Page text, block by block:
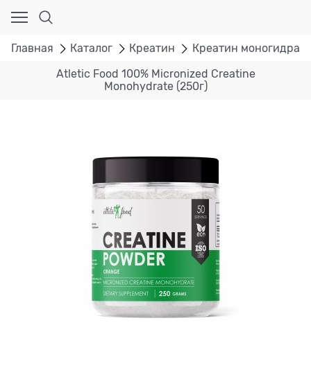
Главная Каталог Креатин Креатин моногидрат
Atletic Food 100% Micronized Creatine
Monohydrate (250г)